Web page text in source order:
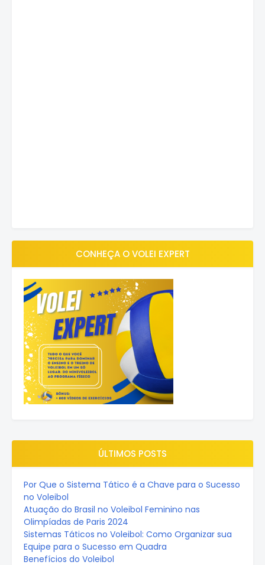
CONHEÇA O VOLEI EXPERT
ÚLTIMOS POSTS
Por Que o Sistema Tático é a Chave para o Sucesso
no Voleibol
Atuação do Brasil no Voleibol Feminino nas
Olimpíadas de Paris 2024
Sistemas Táticos no Voleibol: Como Organizar sua
Equipe para o Sucesso em Quadra
Benefícios do Voleibol